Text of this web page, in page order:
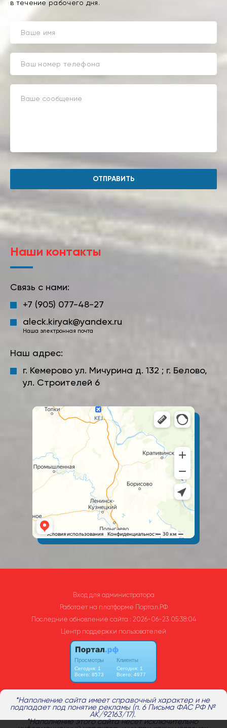
в течение рабочего дня.
ОТПРАВИТЬ
Наши контакты
Связь с нами:
+7 (905) 077-48-27
aleck.kiryak@yandex.ru
Наша электронная почта
Наш адрес:
г. Кемерово ул. Мичурина д. 132 ; г. Белово,
ул. Строителей 6
Вход для администратора
Работает на платформе Портал.РФ
Последние обновление сайта : 2026-06-23 05:38:04
Центр поддержки пользователей